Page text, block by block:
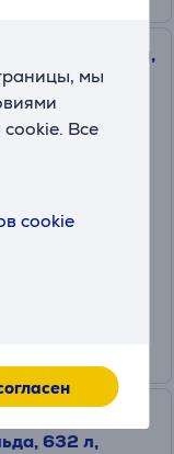
мы
Все
cookie
л, высота 180 см,
диспенсер
632 л,